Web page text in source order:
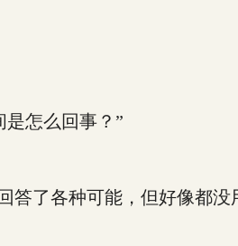
怎么回事？”
了各种可能，但好像都没